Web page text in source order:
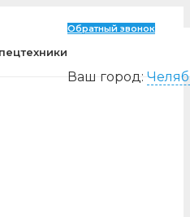
Обратный звонок
Ваш город: